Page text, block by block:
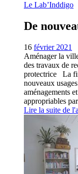
Le Lab’Inddigo
De
16 février 2021
Aménager la
des travaux de
protectrice La
nouveaux
aménagements
appropriables
Lire la suite de